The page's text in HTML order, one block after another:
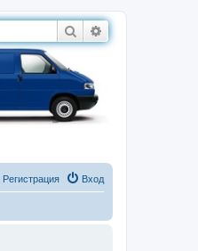
Поиск
Вход
Регистрация